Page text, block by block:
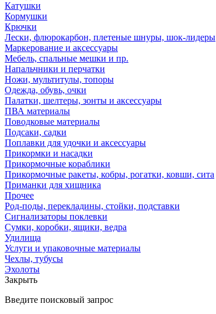
Катушки
Кормушки
Крючки
Лески, флюрокарбон, плетеные шнуры, шок-лидеры
Маркерование и аксессуары
Мебель, спальные мешки и пр.
Напальчники и перчатки
Ножи, мультитулы, топоры
Одежда, обувь, очки
Палатки, шелтеры, зонты и аксессуары
ПВА материалы
Поводковые материалы
Подсаки, садки
Поплавки для удочки и аксессуары
Прикормки и насадки
Прикормочные кораблики
Прикормочные ракеты, кобры, рогатки, ковши, сита
Приманки для хищника
Прочее
Род-поды, перекладины, стойки, подставки
Сигнализаторы поклевки
Сумки, коробки, ящики, ведра
Удилища
Услуги и упаковочные материалы
Чехлы, тубусы
Эхолоты
Закрыть
Введите поисковый запрос